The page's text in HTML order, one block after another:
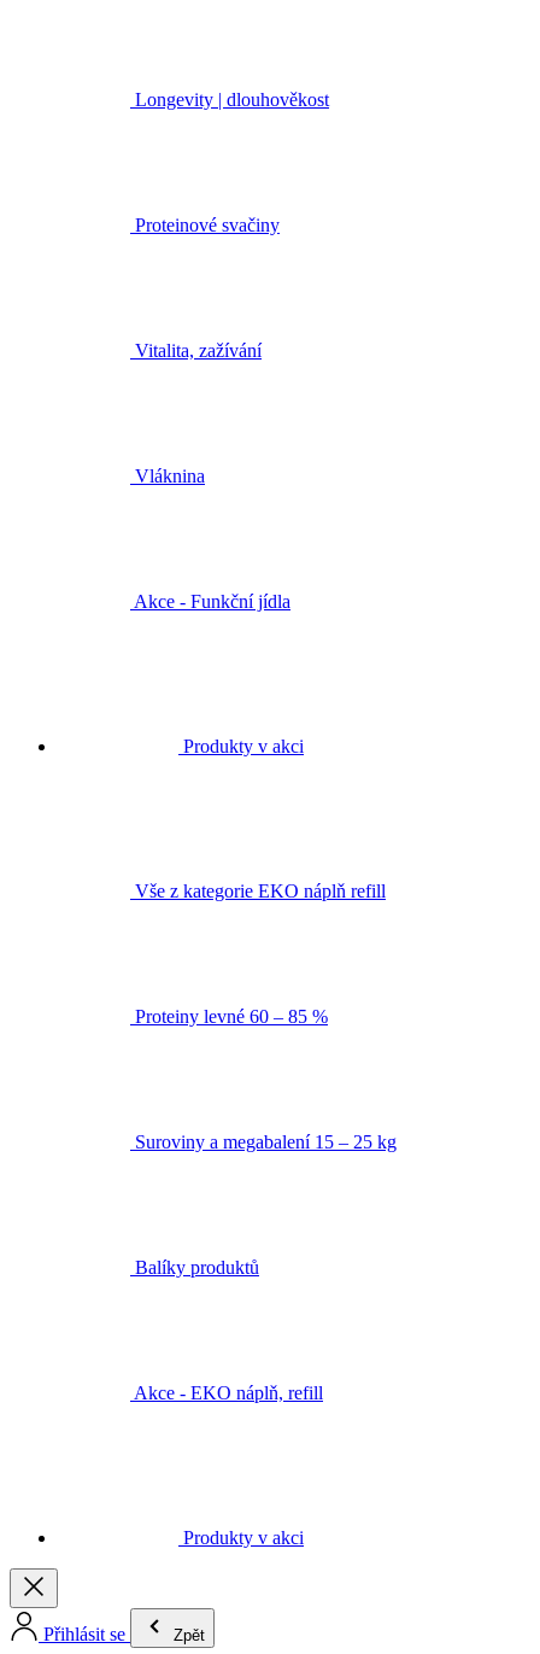
Longevity | dlouhověkost
Proteinové svačiny
Vitalita, zažívání
Vláknina
Akce - Funkční jídla
Produkty v akci
Vše z kategorie EKO náplň refill
Proteiny levné 60 – 85 %
Suroviny a megabalení 15 – 25 kg
Balíky produktů
Akce - EKO náplň, refill
Produkty v akci
Přihlásit se Zpět